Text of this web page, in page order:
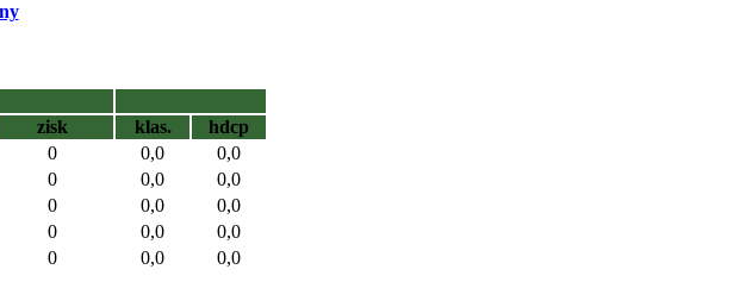
zisk klas.
hdcp
0 0,0
0,0
0 0,0
0,0
0 0,0
0,0
0 0,0
0,0
0 0,0 0,0